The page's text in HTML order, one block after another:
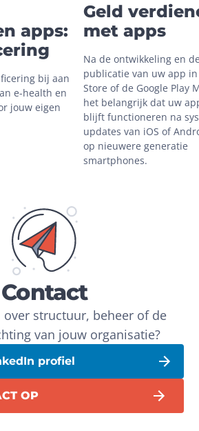
apps:
bij aan
e-health en
jouw eigen
Geld
met apps
Na de ontwikkeling en
publicatie van uw app
Store of de Google Play
het belangrijk dat uw
blijft functioneren na
updates van iOS of
op nieuwere generatie
smartphones.
Contact
structuur, beheer of de
van jouw organisatie?
profiel
OP